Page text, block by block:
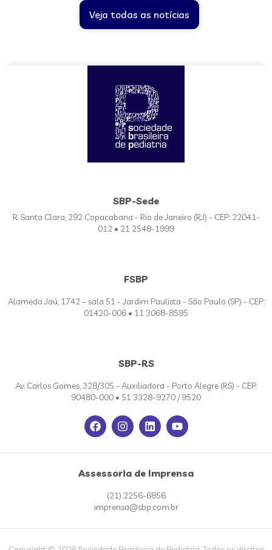
Veja todas as notícias
SBP-Sede
R. Santa Clara, 292 Copacabana - Rio de Janeiro (RJ) - CEP: 22041-
012 • 21 2548-1999
FSBP
Alameda Jaú, 1742 – sala 51 - Jardim Paulista - São Paulo (SP) - CEP:
01420-006 • 11 3068-8595
SBP-RS
Av. Carlos Gomes, 328/305 - Auxiliadora - Porto Alegre (RS) - CEP:
90480-000 • 51 3328-9270 / 9520
Assessoria de Imprensa
(21) 2256-6856
imprensa@sbp.com.br